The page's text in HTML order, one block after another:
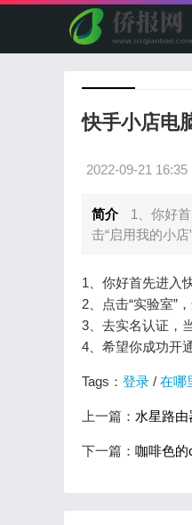
快手小店电
2022-09-21 16:35
简介
1、你好
击“启用我的小
1、你好首先进入
2、点击“实验室”
3、去实名认证，
4、希望你成功开
Tags： 登录 / 在哪
上一篇： 水星路
下一篇： 咖啡色